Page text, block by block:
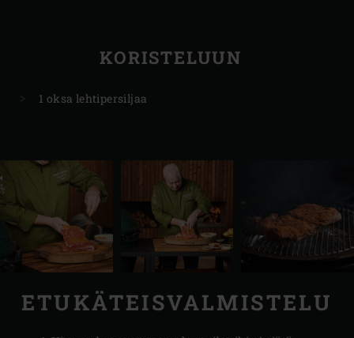
KORISTELUUN
1 oksa lehtipersiljaa
ETUKÄTEISVALMISTELU